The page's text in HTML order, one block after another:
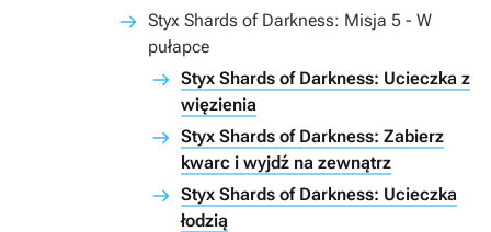
Styx Shards of Darkness: Misja 5 - W
pułapce
Styx Shards of Darkness: Ucieczka z
więzienia
Styx Shards of Darkness: Zabierz
kwarc i wyjdź na zewnątrz
Styx Shards of Darkness: Ucieczka
łodzią